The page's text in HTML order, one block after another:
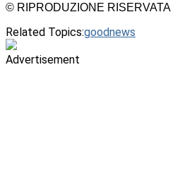
© RIPRODUZIONE RISERVATA
Related Topics:goodnews
Advertisement